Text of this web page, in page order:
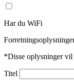
Har du WiFi
*Disse oplysninger
Titel